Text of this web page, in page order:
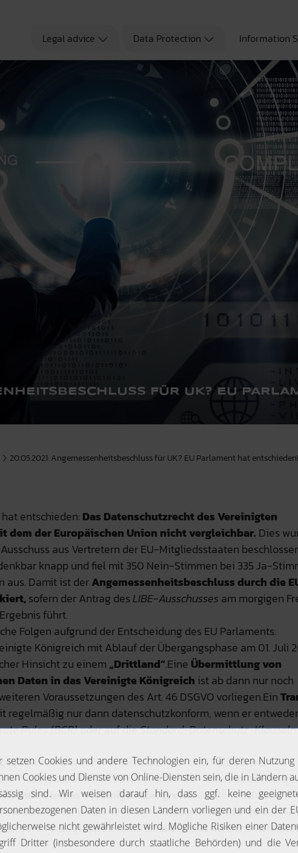
Legal advice Data Protection Information
FÜR UK? EU
20.05.2021: Angemessenheitsbeschluss für UK? EU Parlament hat entschieden!
entschieden: Das Datenschutzrecht des Vereinigten
dem der Europäischen Union nicht vergleichbar. Dies
aus Vertretern der EU-Mitgliedsstaaten
knapp und fiel mit 350 Nein-Stimmen bei 335 Ja-
aus. Damit ist derAngemessenheitsbeschluss durch die
sofern der Antrag desLIBE-Ausschusses am morgigen
führt.
Folgen aufgrund der Entscheidung des EU Parlaments:
Königreich mit Ablauf der Übergangsphase am 01. Juli
Hinsicht zu einem „Drittland“.Eine Übermittlung von
Daten in das Vereinigte Königreich ist ab dann nur noch
Voraussetzungen des Art. 46 DSGVO vorliegen.Ein
regelmäßig nur dann datenschutzkonform, wenn er
Rules (BCR)oder auf dieStandard-Datenschutz-Klauseln
aufgrund der Entscheidung des EU Parlaments:
– falls nicht ohnehin schon geschehen – alle
Daten in das Vereinigte Königreichauf den Prüfstand
Schritte für einen weiterhin zulässigen Transfer ab dem
Praxisgruppe Internationaler Datenschutz